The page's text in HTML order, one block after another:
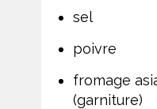
sel
poivre
fromage
(garniture)